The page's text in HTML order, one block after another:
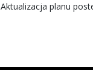
Aktualizacja planu